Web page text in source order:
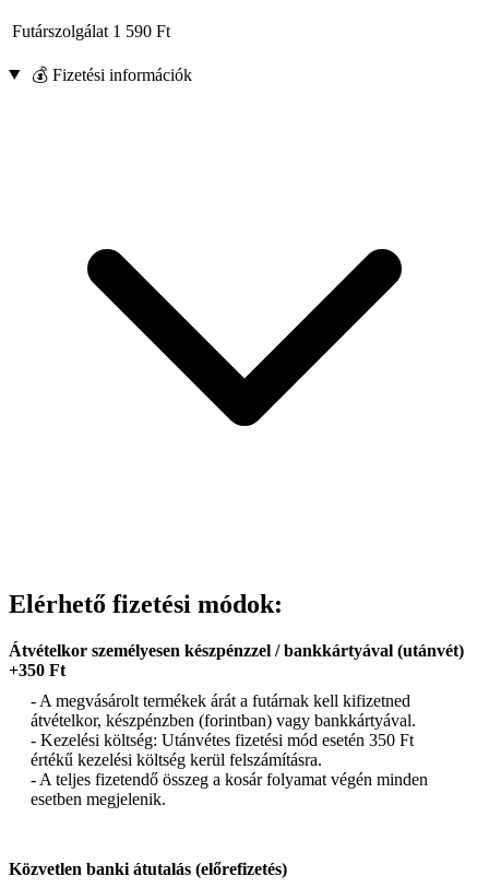
Futárszolgálat 1 590 Ft
💰 Fizetési információk
Elérhető fizetési módok:
Átvételkor személyesen készpénzzel / bankkártyával (utánvét)
+350 Ft
- A megvásárolt termékek árát a futárnak kell kifizetned
átvételkor, készpénzben (forintban) vagy bankkártyával.
- Kezelési költség: Utánvétes fizetési mód esetén 350 Ft
értékű kezelési költség kerül felszámításra.
- A teljes fizetendő összeg a kosár folyamat végén minden
esetben megjelenik.
Közvetlen banki átutalás (előrefizetés)